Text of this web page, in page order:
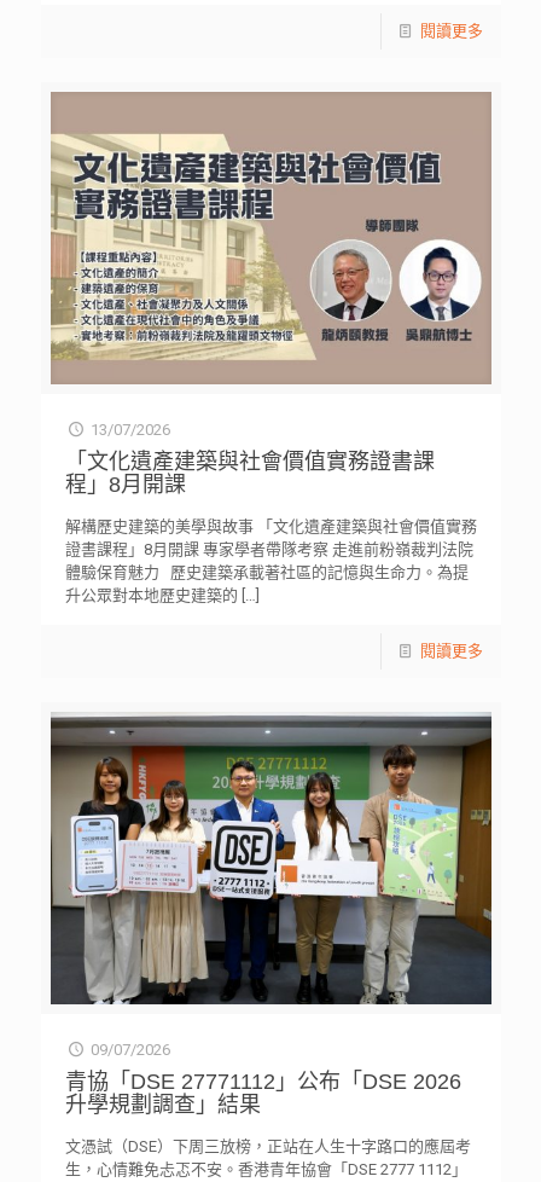
閱讀更多
13/07/2026
「文化遺產建築與社會價值實務證書課
程」8月開課
解構歷史建築的美學與故事 「文化遺產建築與社會價值實務
證書課程」8月開課 專家學者帶隊考察 走進前粉嶺裁判法院
體驗保育魅力 歷史建築承載著社區的記憶與生命力。為提
升公眾對本地歷史建築的 […]
閱讀更多
09/07/2026
青協「DSE 27771112」公布「DSE 2026
升學規劃調查」結果
文憑試（DSE）下周三放榜，正站在人生十字路口的應屆考
生，心情難免忐忑不安。香港青年協會「DSE 2777 1112」